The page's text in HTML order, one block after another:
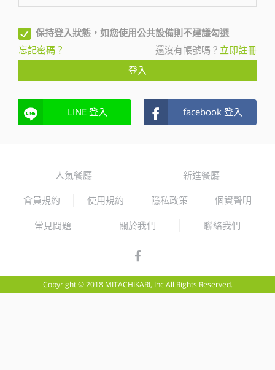
保持登入狀態，如您使用公共設備則不建議勾選
忘記密碼？
還沒有帳號嗎？ 立即註冊
登入
LINE 登入 facebook 登入
人氣餐廳 新進餐廳
會員規約 使用規約 隱私政策 個資聲明
常見問題 關於我們 聯絡我們
Copyright © 2018 MITACHIKARI, Inc.All Rights Reserved.